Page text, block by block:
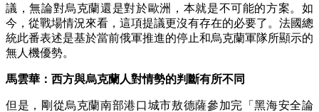
議，無論對烏克蘭還是對於歐洲，本就是不可能的方案。如
今，從戰場情況來看，這項提議更沒有存在的必要了。法國總
統此番表述是基於當前俄軍推進的停止和烏克蘭軍隊所顯示的
無人機優勢。
馬雲華：西方與烏克蘭人對情勢的判斷有所不同
但是，剛從烏克蘭南部港口城市敖德薩參加完「黑海安全論